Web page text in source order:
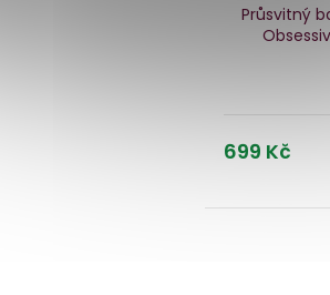
Průsvitný
699 Kč